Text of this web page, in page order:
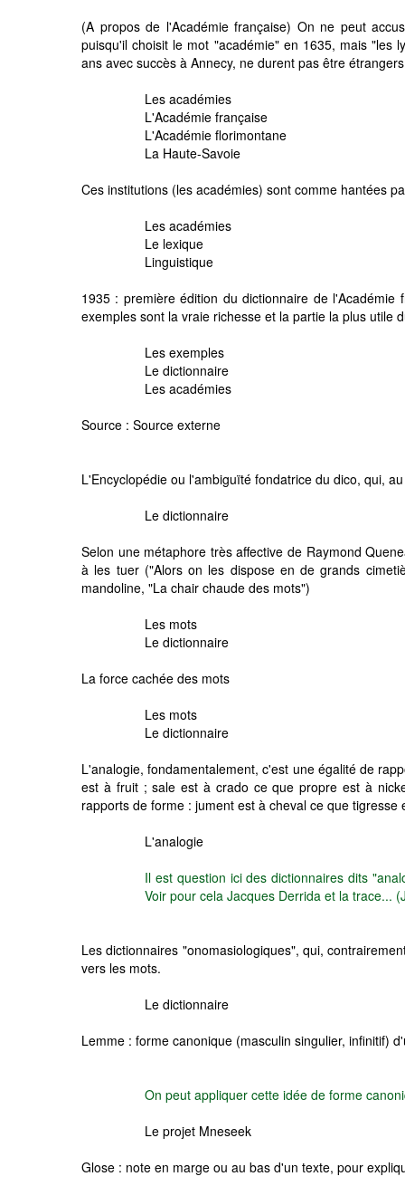
(A propos de l'Académie française) On ne peut
puisqu'il choisit le mot "académie" en 1635, mais "les
ans avec succès à Annecy, ne durent pas être
Les académies
L'Académie française
L'Académie florimontane
La Haute-Savoie
Ces institutions (les académies) sont comme hantées
Les académies
Le lexique
Linguistique
1935 : première édition du dictionnaire de
exemples sont la vraie richesse et la partie la plus utile
Les exemples
Le dictionnaire
Les académies
Source : Source externe
L'Encyclopédie ou l'ambiguïté fondatrice du dico, qui,
Le dictionnaire
Selon une métaphore très affective de Raymond
à les tuer ("Alors on les dispose en de grands
mandoline, "La chair chaude des mots")
Les mots
Le dictionnaire
La force cachée des mots
Les mots
Le dictionnaire
L'analogie, fondamentalement, c'est une égalité de
est à fruit ; sale est à crado ce que propre est à
rapports de forme : jument est à cheval ce que
L'analogie
Il est question ici des dictionnaires dits
Voir pour cela Jacques Derrida et la trace...
Les dictionnaires "onomasiologiques", qui,
vers les mots.
Le dictionnaire
Lemme : forme canonique (masculin singulier, infinitif)
On peut appliquer cette idée de forme
Le projet Mneseek
Glose : note en marge ou au bas d'un texte, pour